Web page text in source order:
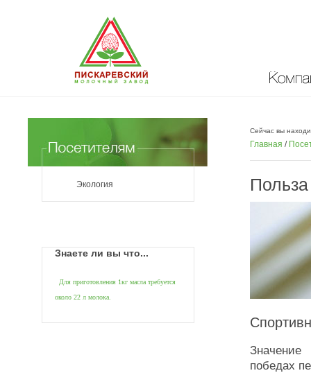
Экология
Знаете ли вы что...
Для приготовления 1кг масла требуется
около 22 л молока.
Сейчас вы
Главная /
Значение
победах